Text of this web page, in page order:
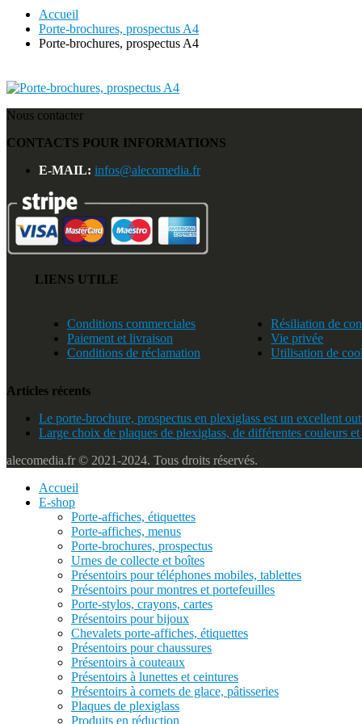
Accueil
Porte-brochures, prospectus A4
Porte-brochures, prospectus A4
Nous contacter
CONTACTS POUR INFORMATIONS
E-MAIL: infos@alecomedia.fr
LIENS UTILE
Conditions commerciales
Paiement et livraison
Conditions de réclamation
Résiliation de
Vie privée
Utilisation de
Articles récents
Le porte-brochure, prospectus en plexiglass est un excellent
Large choix de plaques de plexiglass, de différentes couleurs et
alecomedia.fr © 2021-2024. Tous droits réservés.
Accueil
E-shop
Porte-affiches, étiquettes
Porte-affiches, menus
Porte-brochures, prospectus
Urnes de collecte et boîtes
Présentoirs pour téléphones mobiles, tablettes
Présentoirs pour montres et portefeuilles
Porte-stylos, crayons, cartes
Présentoirs pour bijoux
Chevalets porte-affiches, étiquettes
Présentoirs pour chaussures
Présentoirs à couteaux
Présentoirs à lunettes et ceintures
Présentoirs à cornets de glace, pâtisseries
Plaques de plexiglass
Produits en réduction